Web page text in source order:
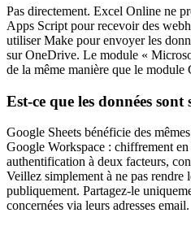
Pas directement. Excel Online ne
Apps Script pour recevoir des
utiliser Make pour envoyer les
sur OneDrive. Le module «
de la même manière que le module
Est-ce que les données sont
Google Sheets bénéficie des
Google Workspace : chiffrement en
authentification à deux facteurs,
Veillez simplement à ne pas rendre
publiquement. Partagez-le
concernées via leurs adresses email.